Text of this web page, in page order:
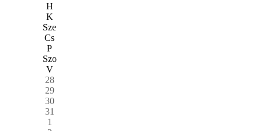
H
K
Sze
Cs
P
Szo
V
28
29
30
31
1